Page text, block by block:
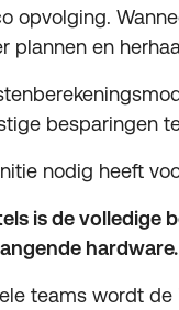
opvolging.
plannen en
besparingen
nodig heeft
is de volledige
hardware.
teams wordt